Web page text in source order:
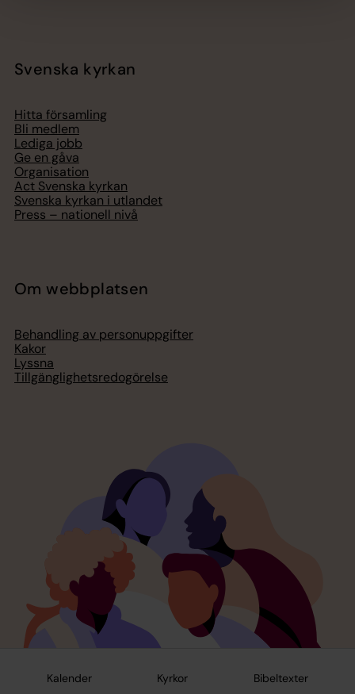
Kalender Kyrkor Bibeltexter
Svenska kyrkan
Hitta församling
Bli medlem
Lediga jobb
Ge en gåva
Organisation
Act Svenska kyrkan
Svenska kyrkan i utlandet
Press – nationell nivå
Om webbplatsen
Behandling av personuppgifter
Kakor
Lyssna
Tillgänglighetsredogörelse